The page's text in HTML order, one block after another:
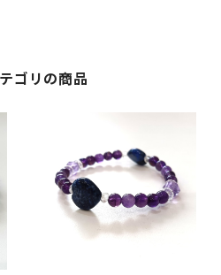
ゴリの商品